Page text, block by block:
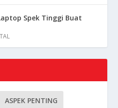
Spek Tinggi Buat
ASPEK PENTING